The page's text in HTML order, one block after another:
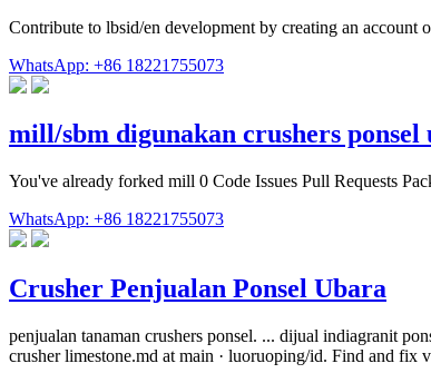
Contribute to lbsid/en development by creating an account
WhatsApp: +86 18221755073
mill/sbm digunakan crushers
You've already forked mill 0 Code Issues Pull Requests
WhatsApp: +86 18221755073
Crusher Penjualan Ponsel Ubara
penjualan tanaman crushers ponsel. ... dijual indiagranit
crusher limestone.md at main · luoruoping/id. Find and fix